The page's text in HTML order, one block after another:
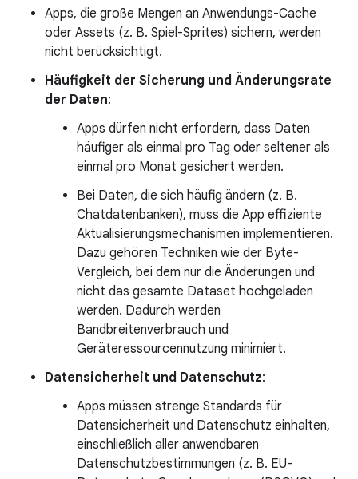
Apps, die große Mengen an Anwendungs-Cache
oder Assets (z. B. Spiel-Sprites) sichern, werden
nicht berücksichtigt.
Häufigkeit der Sicherung und Änderungsrate
der Daten:
Apps dürfen nicht erfordern, dass Daten
häufiger als einmal pro Tag oder seltener als
einmal pro Monat gesichert werden.
Bei Daten, die sich häufig ändern (z. B.
Chatdatenbanken), muss die App effiziente
Aktualisierungsmechanismen implementieren.
Dazu gehören Techniken wie der Byte-
Vergleich, bei dem nur die Änderungen und
nicht das gesamte Dataset hochgeladen
werden. Dadurch werden
Bandbreitenverbrauch und
Geräteressourcennutzung minimiert.
Datensicherheit und Datenschutz:
Apps müssen strenge Standards für
Datensicherheit und Datenschutz einhalten,
einschließlich aller anwendbaren
Datenschutzbestimmungen (z. B. EU-